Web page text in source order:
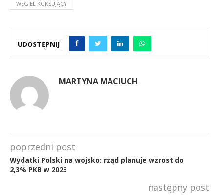
WĘGIEL KOKSUJĄCY
UDOSTĘPNIJ
MARTYNA MACIUCH
poprzedni post
Wydatki Polski na wojsko: rząd planuje wzrost do
2,3% PKB w 2023
następny post